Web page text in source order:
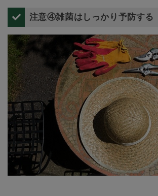
注意④雑菌はしっかり予防する